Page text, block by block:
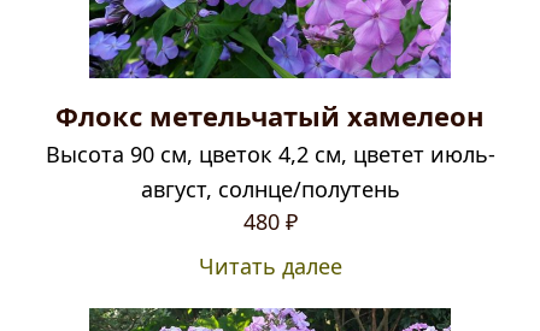
Флокс метельчатый хамелеон
Высота 90 см, цветок 4,2 см, цветет июль-
август, солнце/полутень
480 ₽
Читать далее